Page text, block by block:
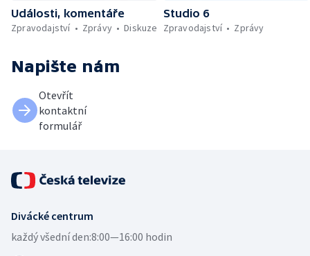
Události, komentáře
Zpravodajství
Zprávy Diskuze
Studio 6
Zpravodajství
Zprávy
Napište nám
Otevřít
kontaktní
formulář
Divácké centrum
každý všední den:8:00—16:00 hodin